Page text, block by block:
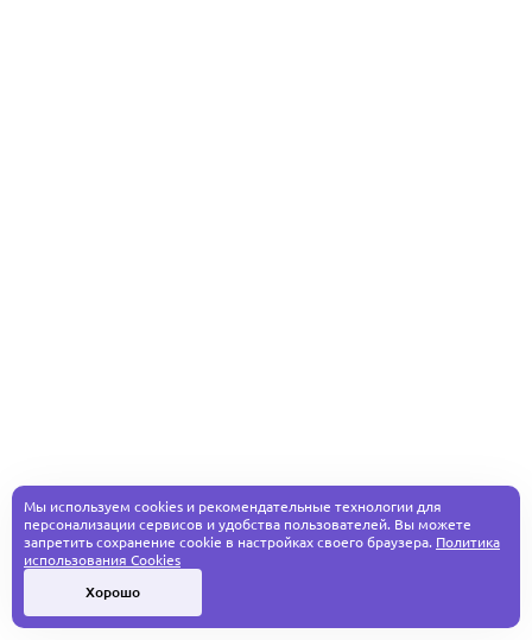
Мы используем cookies и рекомендательные технологии для
персонализации сервисов и удобства пользователей. Вы можете
запретить сохранение cookie в настройках своего браузера. Политика
использования Cookies
Хорошо